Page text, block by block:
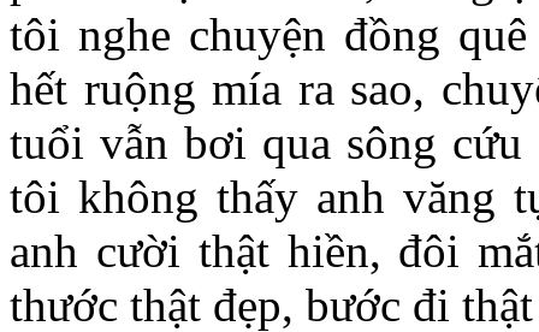
tôi nghe chuyện đồng
hết ruộng mía ra sao,
tuổi vẫn bơi qua sông
tôi không thấy anh văng
anh cười thật hiền, đôi
thước thật đẹp, bước đi